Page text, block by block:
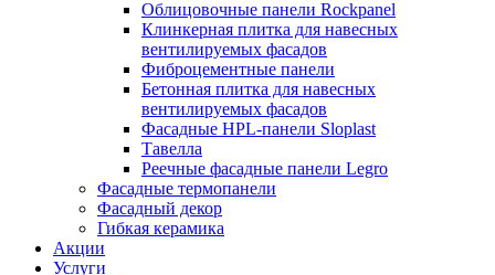
Облицовочные панели Rockpanel
Клинкерная плитка для навесных
вентилируемых фасадов
Фиброцементные панели
Бетонная плитка для навесных
вентилируемых фасадов
Фасадные HPL-панели Sloplast
Тавелла
Реечные фасадные панели Legro
Фасадные термопанели
Фасадный декор
Гибкая керамика
Акции
Услуги